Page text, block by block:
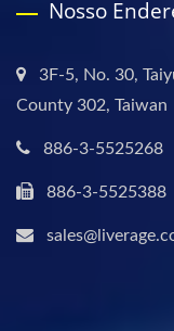
Nosso
3F-5, No. 30,
County 302, Taiwan
886-3-5525268
886-3-5525388